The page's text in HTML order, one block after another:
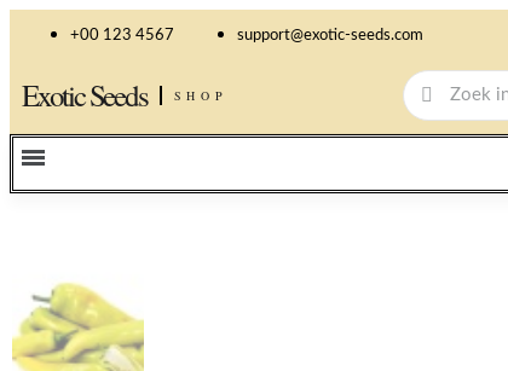
+00 123 4567 support@exotic-seeds.com
Exotic Seeds SHOP